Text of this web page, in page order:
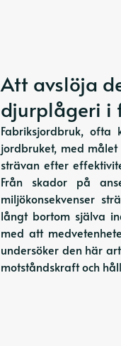
Att avslöja
djurplågeri i
Fabriksjordbruk,
jordbruket, med
strävan efter
Från skador på
miljökonsekvenser
långt bortom själva
med att
undersöker den här
motståndskraft och